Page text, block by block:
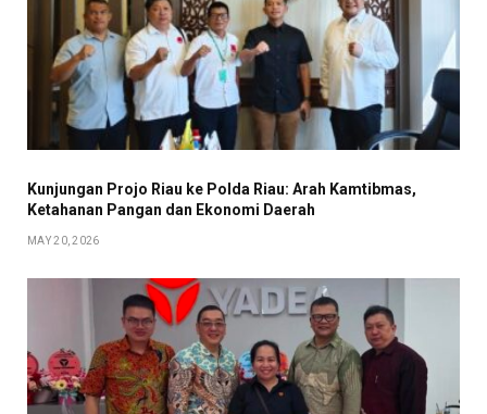
Kunjungan Projo Riau ke Polda Riau: Arah Kamtibmas,
Ketahanan Pangan dan Ekonomi Daerah
MAY 20, 2026